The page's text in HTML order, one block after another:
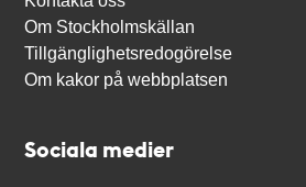
Om Stockholmskällan
Tillgänglighetsredogörelse
Om kakor på webbplatsen
Sociala medier